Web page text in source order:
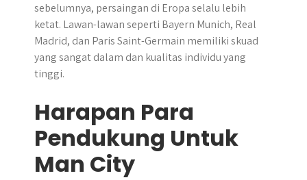
sebelumnya, persaingan di Eropa selalu lebih
ketat. Lawan-lawan seperti Bayern Munich, Real
Madrid, dan Paris Saint-Germain memiliki skuad
yang sangat dalam dan kualitas individu yang
tinggi.
Harapan Para
Pendukung Untuk
Man City